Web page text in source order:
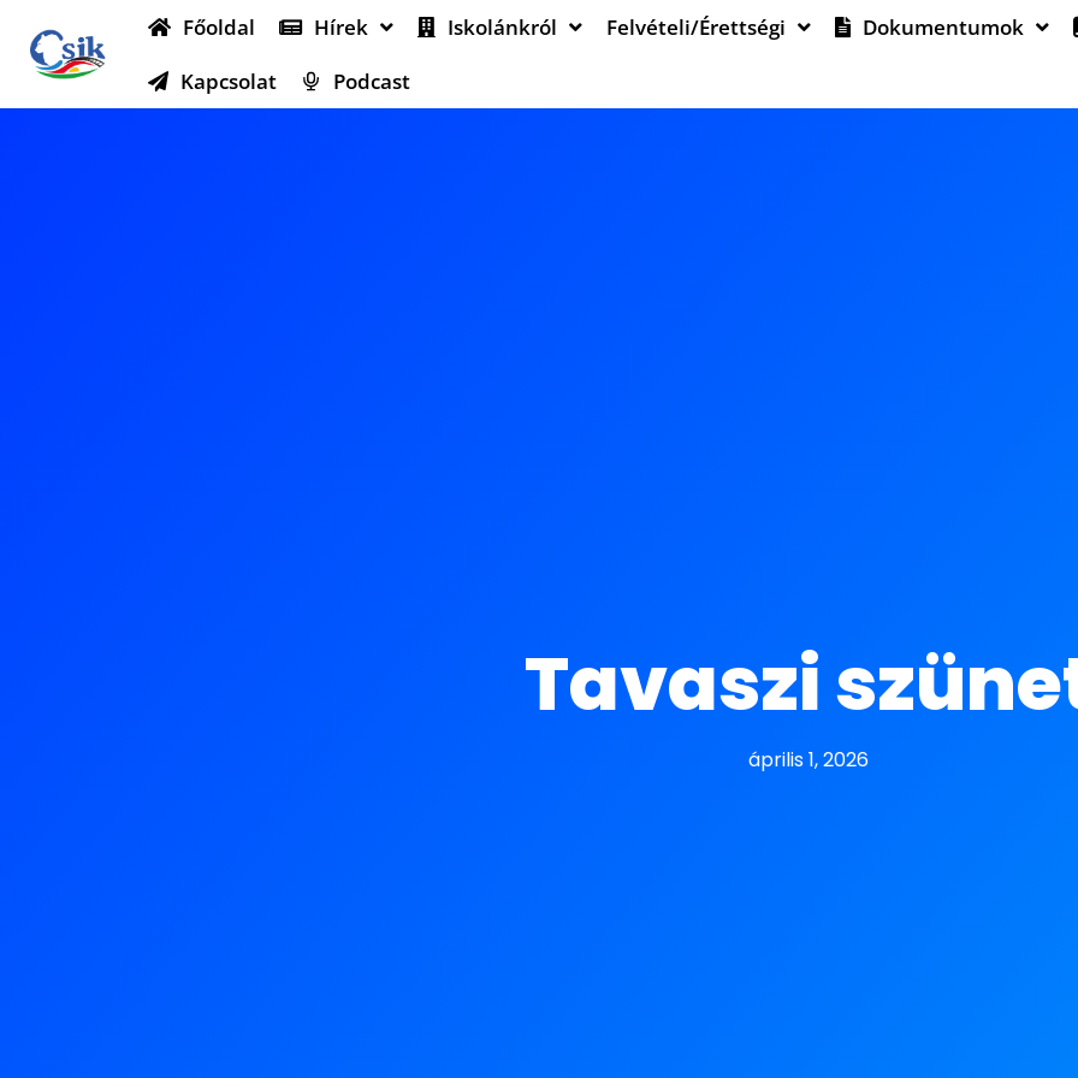
Főoldal Hírek Iskolánkról Felvételi/Érettségi
Dokumentumok
Kapcsolat
Podcast
Tavaszi
április 1, 2026